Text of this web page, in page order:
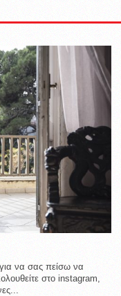
για να σας πείσω να
στο instagram,